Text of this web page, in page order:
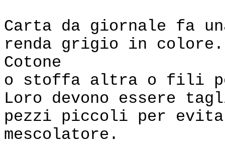
Carta da giornale fa
renda grigio in colore.
Cotone
o stoffa altra o fili
Loro devono essere
pezzi piccoli per
mescolatore.